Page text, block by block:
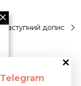
Наступний допис
Telegram